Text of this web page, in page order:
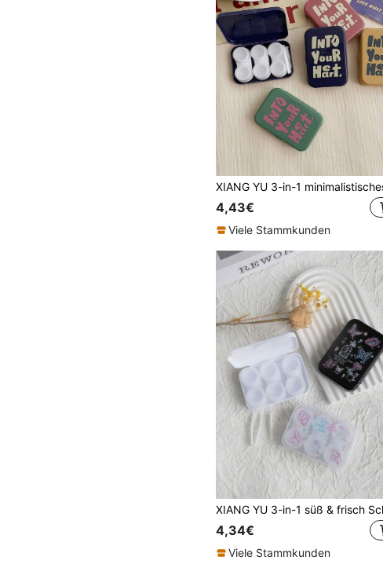
4,43€
Viele Stammkunden
4,34€
Viele Stammkunden